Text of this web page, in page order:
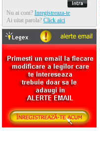
Nu ai cont? Inregistreaza-te
Ai uitat parola? Click aici